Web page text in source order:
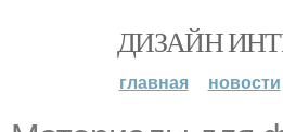
ДИЗАЙН
главная новости